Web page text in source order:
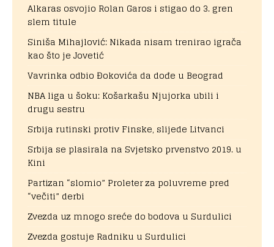
Alkaras osvojio Rolan Garos i stigao do 3. gren
slem titule
Siniša Mihajlović: Nikada nisam trenirao igrača
kao što je Jovetić
Vavrinka odbio Đokovića da dođe u Beograd
NBA liga u šoku: Košarkašu Njujorka ubili i
drugu sestru
Srbija rutinski protiv Finske, slijede Litvanci
Srbija se plasirala na Svjetsko prvenstvo 2019. u
Kini
Partizan “slomio” Proleter za poluvreme pred
“večiti” derbi
Zvezda uz mnogo sreće do bodova u Surdulici
Zvezda gostuje Radniku u Surdulici